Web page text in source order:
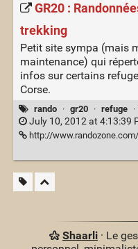
GR20 :
trekking
Petit site sympa (mais
maintenance) qui
infos sur certains
Corse.
rando · gr20 · refuge ·
July 10, 2012 at 4:13:39
http://
Shaarli· Le